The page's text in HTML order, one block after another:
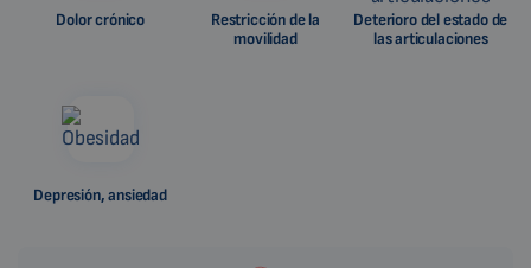
Dolor crónico
Restricción de la
movilidad
Deterioro del estado de
las articulaciones
Depresión, ansiedad